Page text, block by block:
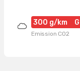
300 g/km G
Emission CO2